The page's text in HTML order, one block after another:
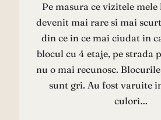
Pe masura ce vizitele mele
devenit mai rare si mai
din ce in ce mai ciudat in
blocul cu 4 etaje, pe strada
nu o mai recunosc.
sunt gri. Au fost varuite
culori…